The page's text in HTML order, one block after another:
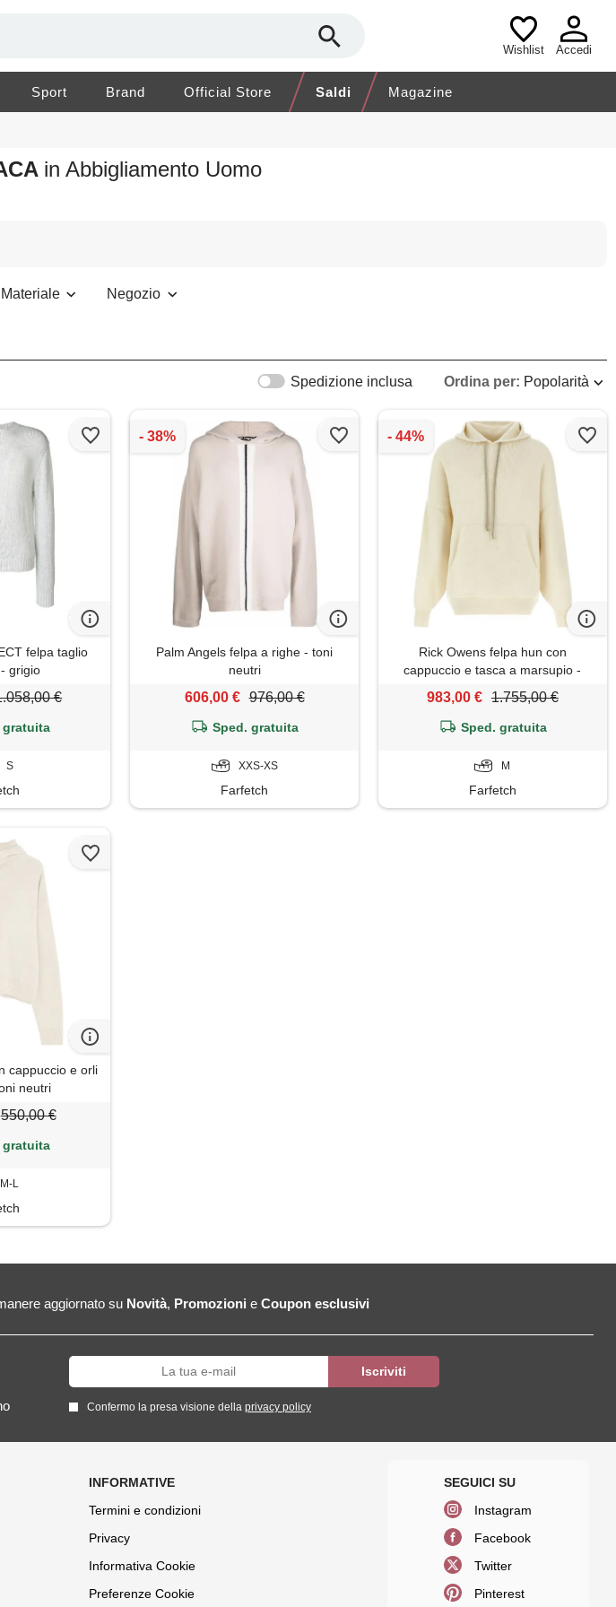
Wishlist Accedi
Sport Brand Official Store Saldi Magazine
in Abbigliamento Uomo
Materiale Negozio
Ordina per: Popolarità
Spedizione inclusa
felpa taglio
grigio
€
gratuita
S
Palm Angels felpa a righe - toni
neutri
606,00 € 976,00 €
Sped. gratuita
XXS-XS
Farfetch
Rick Owens felpa hun con
cappuccio e tasca a marsupio -
bianco
983,00 € 1.755,00 €
Sped. gratuita
M
Farfetch
cappuccio e orli
neutri
550,00 €
gratuita
M-L
aggiornato su Novità, Promozioni e Coupon esclusivi
Confermo la presa visione della privacy policy
Termini e condizioni
Privacy
Informativa Cookie
Preferenze Cookie
Instagram
Facebook
Twitter
Pinterest